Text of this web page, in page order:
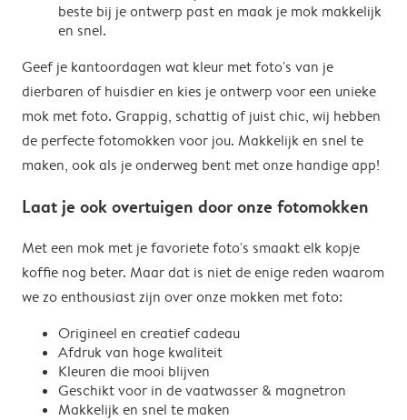
beste bij je ontwerp past en maak je mok makkelijk
en snel.
Geef je kantoordagen wat kleur met foto's van je
dierbaren of huisdier en kies je ontwerp voor een unieke
mok met foto. Grappig, schattig of juist chic, wij hebben
de perfecte fotomokken voor jou. Makkelijk en snel te
maken, ook als je onderweg bent met onze handige app!
Laat je ook overtuigen door onze fotomokken
Met een mok met je favoriete foto's smaakt elk kopje
koffie nog beter. Maar dat is niet de enige reden waarom
we zo enthousiast zijn over onze mokken met foto:
Origineel en creatief cadeau
Afdruk van hoge kwaliteit
Kleuren die mooi blijven
Geschikt voor in de vaatwasser & magnetron
Makkelijk en snel te maken